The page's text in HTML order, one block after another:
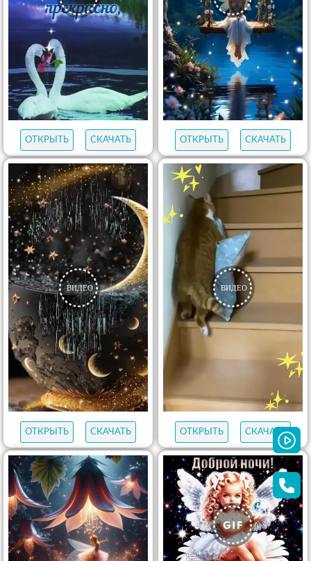
ОТКРЫТЬ СКАЧАТЬ ОТКРЫТЬ СКАЧАТЬ
ОТКРЫТЬ СКАЧАТЬ ОТКРЫТЬ СКАЧАТЬ